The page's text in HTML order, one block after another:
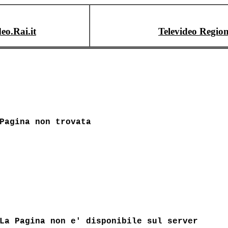
Televideo
Pagina non trovata
La Pagina non e' disponibile sul server